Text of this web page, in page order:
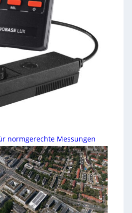
normgerechte Messungen